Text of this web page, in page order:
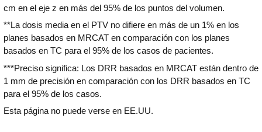
equivalentes a TC**. Además, las
imágenes basadas en RM permiten un
posicionamiento basado en CBCT a partir
del contraste de los tejidos blandos con el
aspecto y la apariencia de la TC.
cm en el eje z en más del 95% de los puntos del volumen.
**La dosis media en el PTV no difiere en más de un 1% en los
planes basados en MRCAT en comparación con los planes
basados en TC para el 95% de los casos de pacientes.
***Preciso significa: Los DRR basados en MRCAT están dentro de
1 mm de precisión en comparación con los DRR basados en TC
para el 95% de los casos.
Esta página no puede verse en EE.UU.